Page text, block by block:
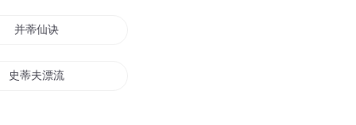
并蒂仙诀
史蒂夫漂流记